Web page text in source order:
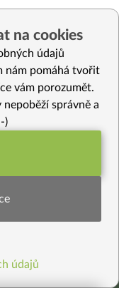
na cookies
údajů
nám pomáhá tvořit
vám porozumět.
správně a
)
(vždy
údajů